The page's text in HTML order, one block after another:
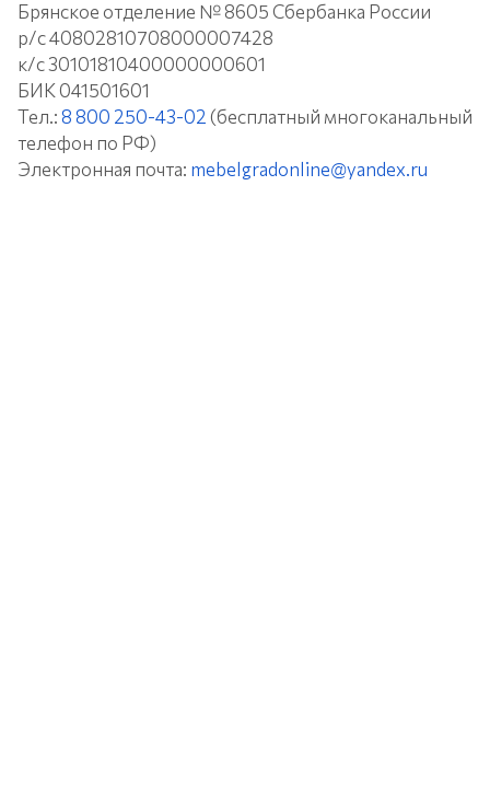
Брянское отделение № 8605 Сбербанка России
р/с 40802810708000007428
к/с 30101810400000000601
БИК 041501601
Тел.:8 800 250-43-02(бесплатный многоканальный
телефон по РФ)
Электронная почта: mebelgradonline@yandex.ru